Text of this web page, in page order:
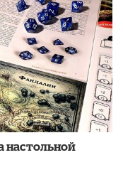
настольной